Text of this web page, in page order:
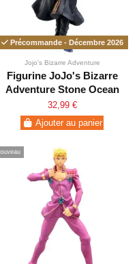
Précommande - Décembre 2026
Jojo's Bizarre Adventure
Figurine JoJo's Bizarre
Adventure Stone Ocean
Enrico Pucci Mometria
32,99 €
Ajouter au panier